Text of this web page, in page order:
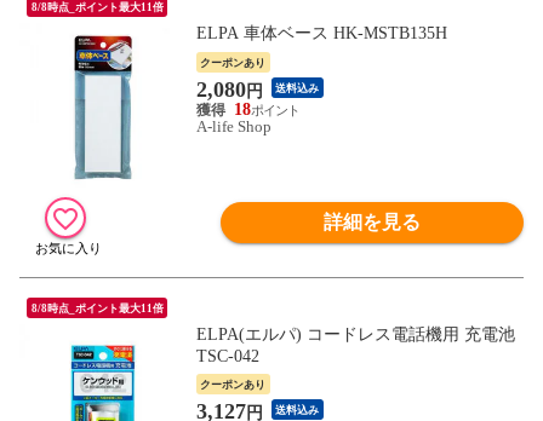
8/8時点_ポイント最大11倍
ELPA 車体ベース HK-MSTB135H
クーポンあり
2,080円 送料込み
18
A-life Shop
詳細を見る
8/8時点_ポイント最大11倍
ELPA(エルパ) コードレス電話機用 充電池
TSC-042
クーポンあり
3,127 円 送料込み